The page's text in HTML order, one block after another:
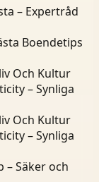
– Expertråd
Boendetips
Och Kultur
– Synliga
Och Kultur
– Synliga
Säker och